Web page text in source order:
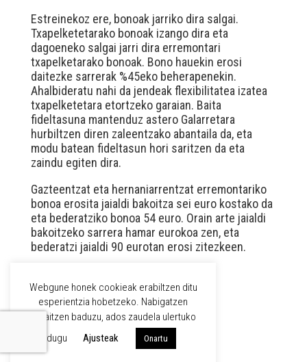
Estreinekoz ere, bonoak jarriko dira salgai.
Txapelketetarako bonoak izango dira eta
dagoeneko salgai jarri dira erremontari
txapelketarako bonoak. Bono hauekin erosi
daitezke sarrerak %45eko beherapenekin.
Ahalbideratu nahi da jendeak flexibilitatea izatea
txapelketetara etortzeko garaian. Baita
fideltasuna mantenduz astero Galarretara
hurbiltzen diren zaleentzako abantaila da, eta
modu batean fideltasun hori saritzen da eta
zaindu egiten dira.
Gazteentzat eta hernaniarrentzat erremontariko
bonoa erosita jaialdi bakoitza sei euro kostako da
eta bederatziko bonoa 54 euro. Orain arte jaialdi
bakoitzeko sarrera hamar eurokoa zen, eta
bederatzi jaialdi 90 eurotan erosi zitezkeen.
WPML
EUS
Webgune honek cookieak erabiltzen ditu
esperientzia hobetzeko. Nabigatzen
jarraitzen baduzu, ados zaudela ulertuko
dugu
Ajusteak Onartu